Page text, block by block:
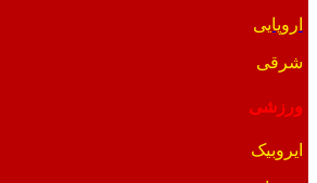
اروپایی
شرقی
ورزشی
ایروبیک